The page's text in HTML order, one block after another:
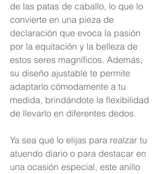
de las patas de caballo, lo que lo
convierte en una pieza de
declaración que evoca la pasión
por la equitación y la belleza de
estos seres magníficos. Además,
su diseño ajustable te permite
adaptarlo cómodamente a tu
medida, brindándote la flexibilidad
de llevarlo en diferentes dedos.
Ya sea que lo elijas para realzar tu
atuendo diario o para destacar en
una ocasión especial, este anillo